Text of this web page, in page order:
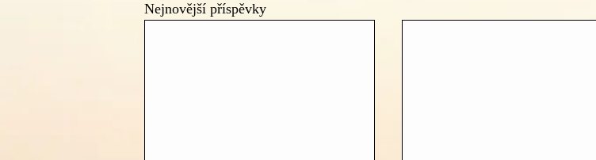
Nejnovější příspěvky